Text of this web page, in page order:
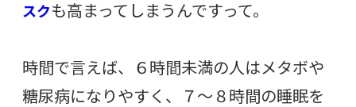
スクも高まってしまうんですって。
時間で言えば、６時間未満の人はメタボや
糖尿病になりやすく、７〜８時間の睡眠を